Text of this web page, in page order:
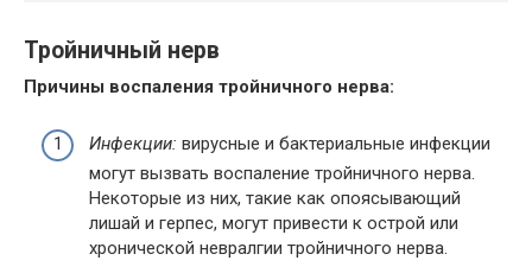
Тройничный нерв
Причины воспаления тройничного нерва:
Инфекции: вирусные и бактериальные инфекции
могут вызвать воспаление тройничного нерва.
Некоторые из них, такие как опоясывающий
лишай и герпес, могут привести к острой или
хронической невралгии тройничного нерва.